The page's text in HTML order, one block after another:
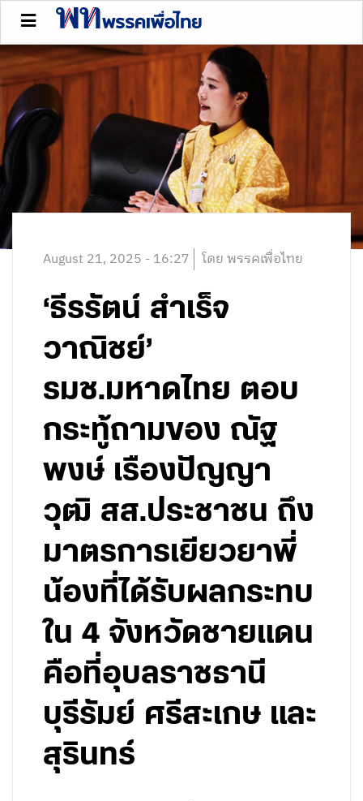
August 21, 2025 - 16:27 โดย พรรคเพื่อไทย
‘ธีรรัตน์ สำเร็จ
วาณิชย์’
รมช.มหาดไทย ตอบ
กระทู้ถามของ ณัฐ
พงษ์ เรืองปัญญา
วุฒิ สส.ประชาชน ถึง
มาตรการเยียวยาพี่
น้องที่ได้รับผลกระทบ
ใน 4 จังหวัดชายแดน
คือที่อุบลราชธานี
บุรีรัมย์ ศรีสะเกษ และ
สุรินทร์